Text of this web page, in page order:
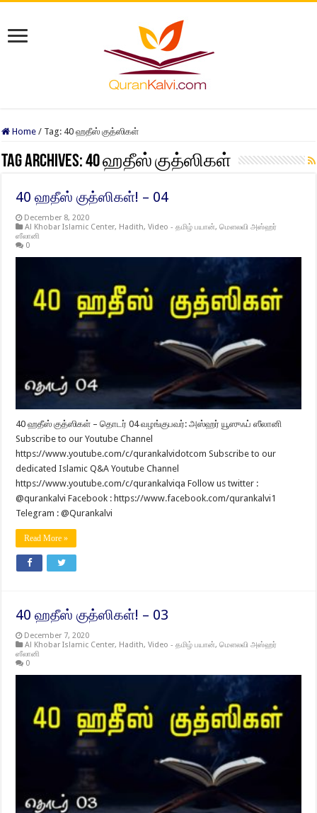
Home / Tag: 40 ஹதீஸ் குத்ஸிகள்
Tag Archives:40 ஹதீஸ் குத்ஸிகள்
40 ஹதீஸ் குத்ஸிகள்! – 04
December 8, 2020
Al Khobar Islamic Center, Hadith,Video - தமிழ் பயான்,மௌலவி அஸ்ஹர்
ஸீலானி
0
40 ஹதீஸ் குத்ஸிகள் – தொடர் 04 வழங்குபவர்: அஸ்ஹர் யூஸுஃப் ஸீலானி
Subscribe to our Youtube Channel
https://www.youtube.com/c/qurankalvidotcom Subscribe to our
dedicated Islamic Q&A Youtube Channel
https://www.youtube.com/c/qurankalviqa Follow us twitter :
@qurankalvi Facebook : https://www.facebook.com/qurankalvi1
Telegram : @Qurankalvi
Read More »
40 ஹதீஸ் குத்ஸிகள்! – 03
December 7, 2020
Al Khobar Islamic Center, Hadith,Video - தமிழ் பயான்,மௌலவி அஸ்ஹர்
ஸீலானி
0